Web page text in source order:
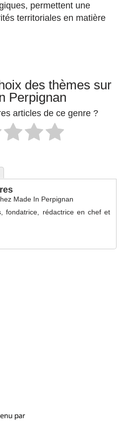
permettent une
territoriales en matière
des thèmes sur
Perpignan
articles de ce genre ?
Made In Perpignan
fondatrice, rédactrice en chef et